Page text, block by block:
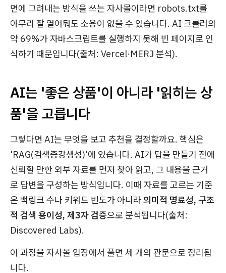
면에 그려내는 방식을 쓰는 자사몰이라면 robots.txt를
아무리 잘 열어둬도 소용이 없을 수 있습니다. AI 크롤러의
약 69%가 자바스크립트를 실행하지 못해 빈 페이지로 인
식하기 때문입니다(출처: Vercel·MERJ 분석).
AI는 '좋은 상품'이 아니라 '읽히는 상
품'을 고릅니다
그렇다면 AI는 무엇을 보고 추천을 결정할까요. 핵심은
'RAG(검색증강생성)'에 있습니다. AI가 답을 만들기 전에
신뢰할 만한 외부 자료를 먼저 찾아 읽고, 그 내용을 근거
로 답변을 구성하는 방식입니다. 이때 자료를 고르는 기준
은 백링크 수나 키워드 빈도가 아니라의미적 명료성, 구조
적 검색 용이성, 제3자 검증으로 분석됩니다(출처:
Discovered Labs).
이 과정을 자사몰 입장에서 풀면 세 개의 관문으로 정리됩
니다.